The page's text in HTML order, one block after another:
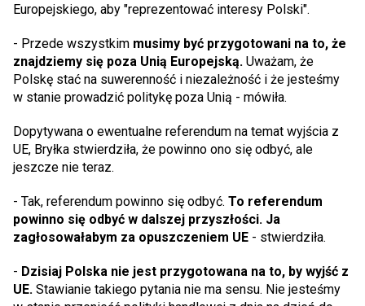
Europejskiego, aby "reprezentować interesy Polski".
- Przede wszystkim musimy być przygotowani na to, że
znajdziemy się poza Unią Europejską. Uważam, że
Polskę stać na suwerenność i niezależność i że jesteśmy
w stanie prowadzić politykę poza Unią - mówiła.
Dopytywana o ewentualne referendum na temat wyjścia z
UE, Bryłka stwierdziła, że powinno ono się odbyć, ale
jeszcze nie teraz.
- Tak, referendum powinno się odbyć. To referendum
powinno się odbyć w dalszej przyszłości. Ja
zagłosowałabym za opuszczeniem UE - stwierdziła.
- Dzisiaj Polska nie jest przygotowana na to, by wyjść z
UE. Stawianie takiego pytania nie ma sensu. Nie jesteśmy